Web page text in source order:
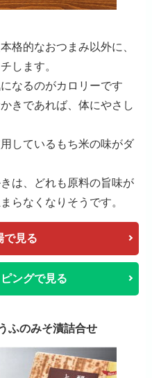
格的なおつまみ以外に、
します。
なるのがカロリーです
きであれば、体にやさし
しているもち米の味がダ
は、どれも原料の旨味が
らなくなりそうです。
で見る
ングで見る
ふのみそ漬詰合せ